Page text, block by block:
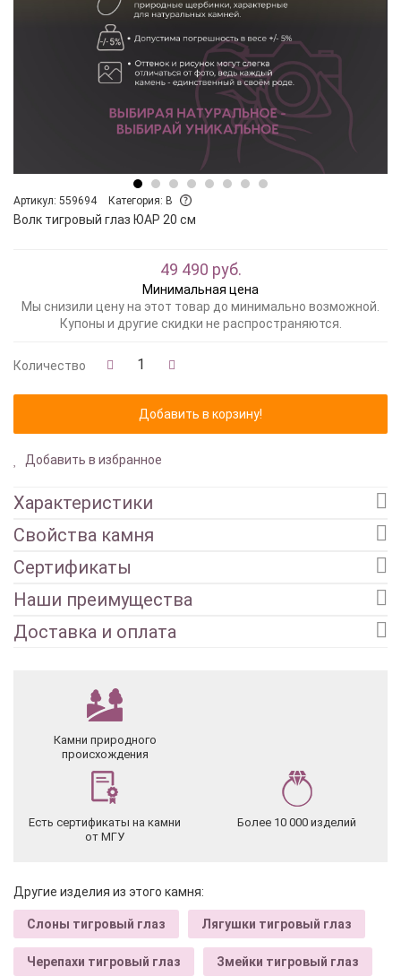
Артикул: 559694 Категория: B
Волк тигровый глаз ЮАР 20 см
49 490 руб.
Минимальная цена
Мы снизили цену на этот товар до минимально возможной.
Купоны и другие скидки не распространяются.
Количество
Добавить в избранное
Характеристики
Свойства камня
Сертификаты
Наши преимущества
Доставка и оплата
Камни природного
происхождения
Есть сертификаты на камни
от МГУ
Более 10 000 изделий
Другие изделия из этого камня:
Слоны тигровый глаз Лягушки тигровый глаз
Черепахи тигровый глаз Змейки тигровый глаз